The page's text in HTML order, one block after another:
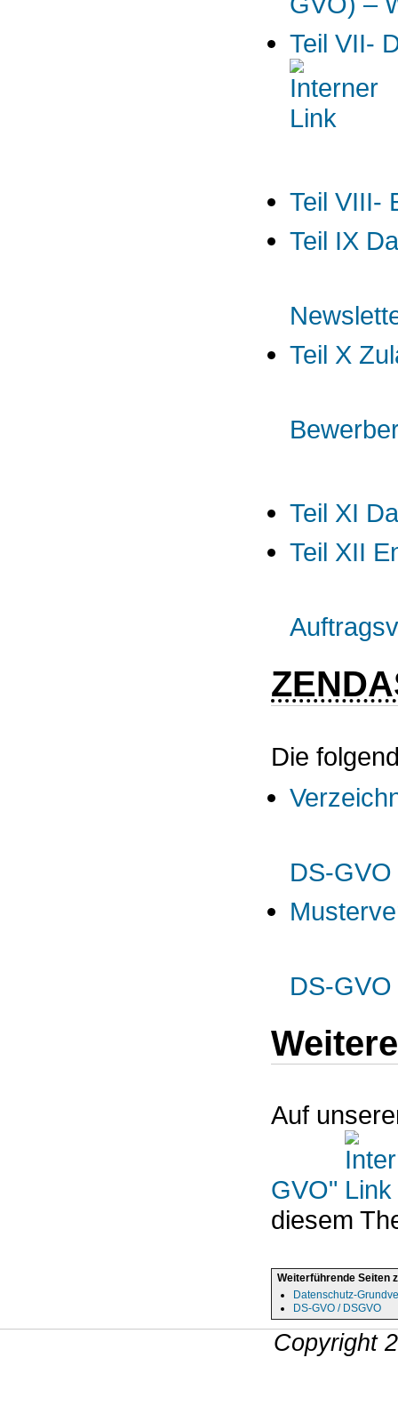
Teil VII-
Teil VIII-
Teil IX
Teil X
Teil XI
Teil XII
Die
DS-GVO
DS-GVO
Auf
GVO"
diesem
Weiterführende Seiten
Datenschutz-
DS-GVO / DSGVO
Copyright